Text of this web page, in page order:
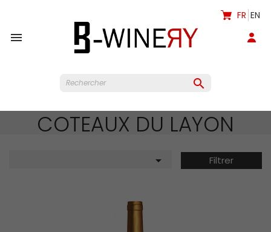

FR EN

COTEAUX DU LAYON
 Filtrer